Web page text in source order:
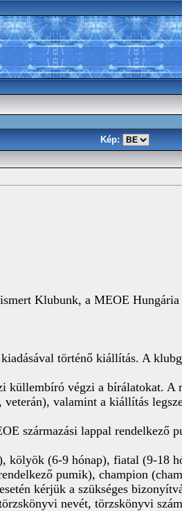
Kép:
Klubunk, a MEOE
történő kiállítás. A
küllembíró végzi a bírálatokat.
valamint a kiállítás
származási lappal rendelkező
kölyök (6-9 hónap), fiatal (9-18
pumik), champion
kérjük a szükséges
nevét, törzskönyvi